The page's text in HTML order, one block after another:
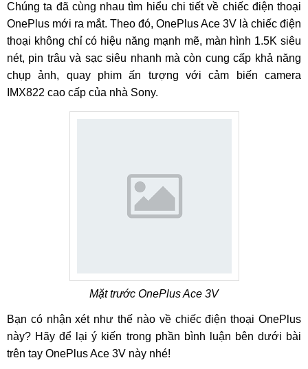
Chúng ta đã cùng nhau tìm hiểu chi tiết về chiếc điện thoại
OnePlus mới ra mắt. Theo đó, OnePlus Ace 3V là chiếc điện
thoại không chỉ có hiệu năng mạnh mẽ, màn hình 1.5K siêu
nét, pin trâu và sạc siêu nhanh mà còn cung cấp khả năng
chụp ảnh, quay phim ấn tượng với cảm biến camera
IMX822 cao cấp của nhà Sony.
Mặt trước OnePlus Ace 3V
Bạn có nhận xét như thế nào về chiếc điện thoại OnePlus
này? Hãy để lại ý kiến trong phần bình luận bên dưới bài
trên tay OnePlus Ace 3V này nhé!